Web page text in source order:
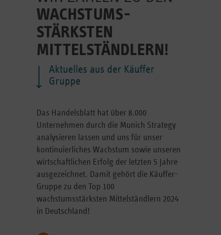
WACHSTUMS­
STÄRKSTEN
MITTELSTÄNDLERN!
Aktuelles aus der Käuffer
Gruppe
Das Handelsblatt hat über 8.000
Unternehmen durch die Munich Strategy
analysieren lassen und uns für unser
kontinuierliches Wachstum sowie unseren
wirtschaftlichen Erfolg der letzten 5 Jahre
ausgezeichnet. Damit gehört die Käuffer-
Gruppe zu den Top 100
wachstumsstärksten Mittelständlern 2024
in Deutschland!